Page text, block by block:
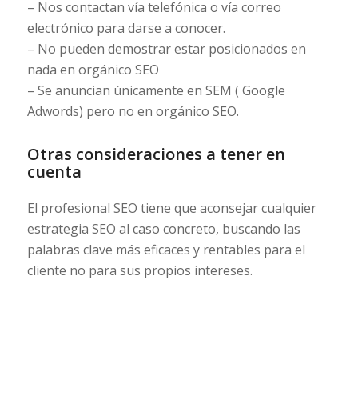
– Nos contactan vía telefónica o vía correo
electrónico para darse a conocer.
– No pueden demostrar estar posicionados en
nada en orgánico SEO
– Se anuncian únicamente en SEM ( Google
Adwords) pero no en orgánico SEO.
Otras consideraciones a tener en
cuenta
El profesional SEO tiene que aconsejar cualquier
estrategia SEO al caso concreto, buscando las
palabras clave más eficaces y rentables para el
cliente no para sus propios intereses.